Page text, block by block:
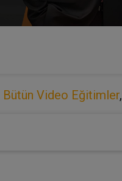
Bütün Video Eğitimler,